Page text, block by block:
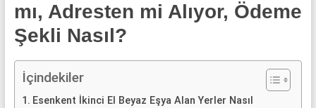
mı, Adresten mi Alıyor, Ödeme
Şekli Nasıl?
İçindekiler
Esenkent İkinci El Beyaz Eşya Alan Yerler Nasıl